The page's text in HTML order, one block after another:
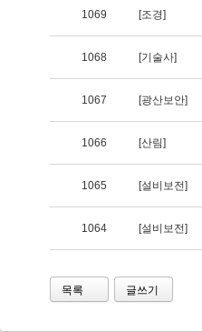
1069 [조경]
1068 [기술사]
1067 [광산보안]
1066 [산림]
1065 [설비보전]
1064 [설비보전]
목록 글쓰기